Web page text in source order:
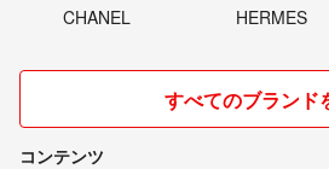
CHANEL HERMES
すべてのブランド
コンテンツ